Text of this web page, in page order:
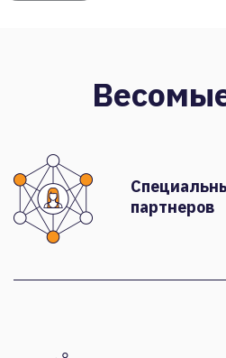
партнеров